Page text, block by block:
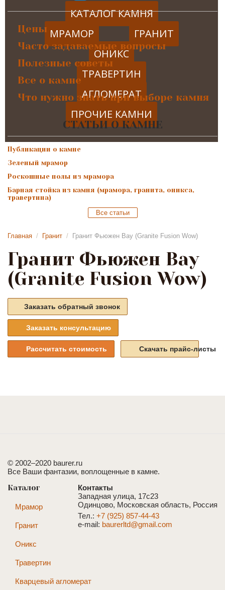
КАТАЛОГ КАМНЯ
МРАМОР
ГРАНИТ
ОНИКС
ТРАВЕРТИН
АГЛОМЕРАТ
ПРОЧИЕ КАМНИ
Цены
Часто задаваемые вопросы
Полезные советы
Все о камне
Что нужно знать при выборе камня
СТАТЬИ О КАМНЕ
Публикации о камне
Зеленый мрамор
Роскошные полы из мрамора
Барная стойка из камня (мрамора, гранита, оникса,
травертина)
Все статьи
Главная / Гранит / Гранит Фьюжен Вау (Granite Fusion Wow)
Гранит Фьюжен Вау
(Granite Fusion Wow)
Заказать обратный звонок
Заказать консультацию
Рассчитать стоимость Скачать прайс-листы
© 2002–2020 baurer.ru
Все Ваши фантазии, воплощенные в камне.
Контакты
Западная улица, 17с23
Одинцово, Московская область, Россия
Тел.: +7 (925) 857-44-43
e-mail: baurerltd@gmail.com
Каталог
Мрамор
Гранит
Оникс
Травертин
Кварцевый агломерат